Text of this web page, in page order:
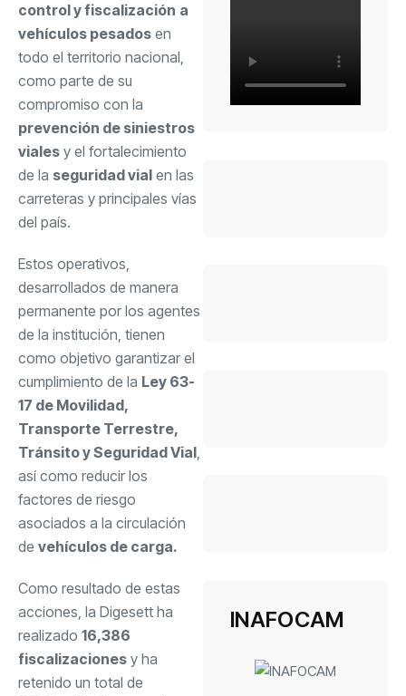
control y fiscalización a
vehículos pesados en
todo el territorio nacional,
como parte de su
compromiso con la
prevención de siniestros
viales y el fortalecimiento
de la seguridad vial en las
carreteras y principales vías
del país.
Estos operativos,
desarrollados de manera
permanente por los agentes
de la institución, tienen
como objetivo garantizar el
cumplimiento de la Ley 63-
17 de Movilidad,
Transporte Terrestre,
Tránsito y Seguridad Vial,
así como reducir los
factores de riesgo
asociados a la circulación
de vehículos de carga.
Como resultado de estas
acciones, la Digesett ha
realizado 16,386
fiscalizaciones y ha
retenido un total de
INAFOCAM